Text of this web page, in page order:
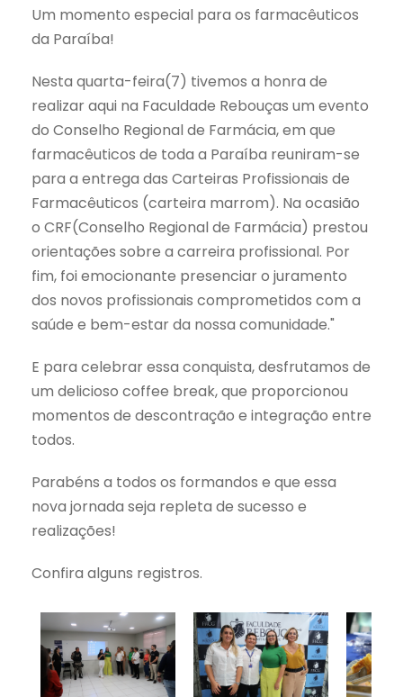
Um momento especial para os farmacêuticos
da Paraíba!
Nesta quarta-feira(7) tivemos a honra de
realizar aqui na Faculdade Rebouças um evento
do Conselho Regional de Farmácia, em que
farmacêuticos de toda a Paraíba reuniram-se
para a entrega das Carteiras Profissionais de
Farmacêuticos (carteira marrom). Na ocasião
o CRF(Conselho Regional de Farmácia) prestou
orientações sobre a carreira profissional. Por
fim, foi emocionante presenciar o juramento
dos novos profissionais comprometidos com a
saúde e bem-estar da nossa comunidade."
E para celebrar essa conquista, desfrutamos de
um delicioso coffee break, que proporcionou
momentos de descontração e integração entre
todos.
Parabéns a todos os formandos e que essa
nova jornada seja repleta de sucesso e
realizações!
Confira alguns registros.